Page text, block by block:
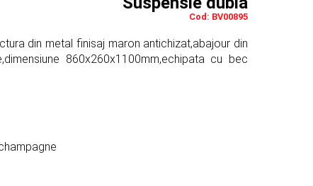
Cod: BV00895
din metal finisaj maron antichizat,abajour din
860x260x1100mm,echipata cu bec